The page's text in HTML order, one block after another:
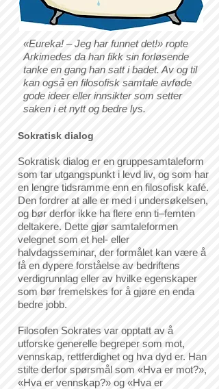
«Eureka! – Jeg har funnet det!» ropte
Arkimedes da han fikk sin forløsende
tanke en gang han satt i badet. Av og til
kan også en filosofisk samtale avføde
gode ideer eller innsikter som setter
saken i et nytt og bedre lys.
Sokratisk dialog
Sokratisk dialog er en gruppesamtaleform
som tar utgangspunkt i levd liv, og som har
en lengre tidsramme enn en filosofisk kafé.
Den fordrer at alle er med i undersøkelsen,
og bør derfor ikke ha flere enn ti–femten
deltakere. Dette gjør samtaleformen
velegnet som et hel- eller
halvdagsseminar, der formålet kan være å
få en dypere forståelse av bedriftens
verdigrunnlag eller av hvilke egenskaper
som bør fremelskes for å gjøre en enda
bedre jobb.
Filosofen Sokrates var opptatt av å
utforske generelle begreper som mot,
vennskap, rettferdighet og hva dyd er. Han
stilte derfor spørsmål som «Hva er mot?»,
«Hva er vennskap?» og «Hva er